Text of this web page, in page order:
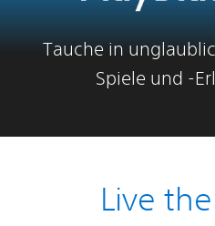
Tauche in
Spiele und -
Live